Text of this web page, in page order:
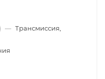
— Трансмиссия,